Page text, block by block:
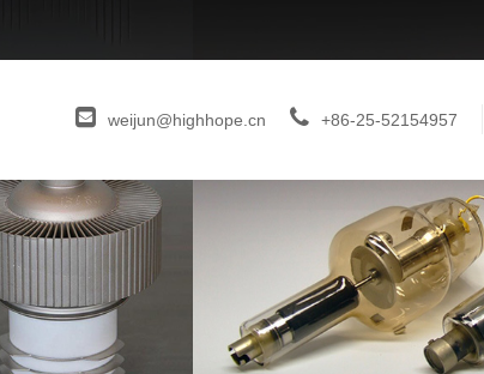
weijun@highhope.cn +86-25-52154957